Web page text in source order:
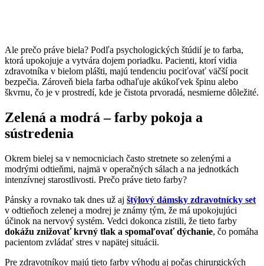
Ale prečo práve biela? Podľa psychologických štúdií je to farba,
ktorá upokojuje a vytvára dojem poriadku. Pacienti, ktorí vidia
zdravotníka v bielom plášti, majú tendenciu pociťovať väčší pocit
bezpečia. Zároveň biela farba odhaľuje akúkoľvek špinu alebo
škvrnu, čo je v prostredí, kde je čistota prvoradá, nesmierne dôležité.
Zelená a modrá – farby pokoja a
sústredenia
Okrem bielej sa v nemocniciach často stretnete so zelenými a
modrými odtieňmi, najmä v operačných sálach a na jednotkách
intenzívnej starostlivosti. Prečo práve tieto farby?
Pánsky a rovnako tak dnes už aj štýlový dámsky zdravotnícky set
v odtieňoch zelenej a modrej je známy tým, že má upokojujúci
účinok na nervový systém. Vedci dokonca zistili, že tieto farby
dokážu znižovať krvný tlak a spomaľovať dýchanie, čo pomáha
pacientom zvládať stres v napätej situácii.
Pre zdravotníkov majú tieto farby výhodu aj počas chirurgických